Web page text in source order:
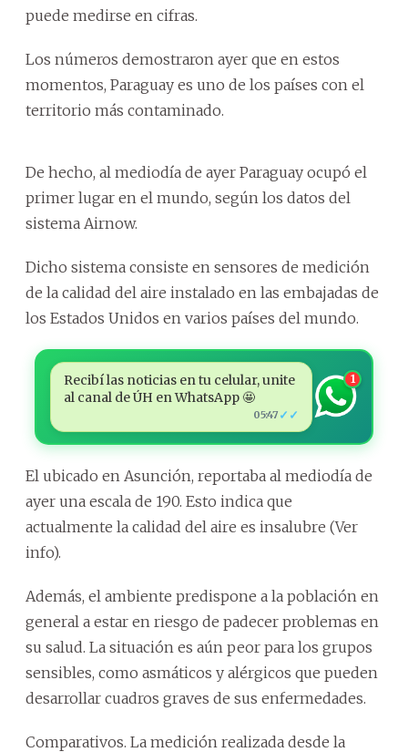
puede medirse en cifras.
Los números demostraron ayer que en estos
momentos, Paraguay es uno de los países con el
territorio más contaminado.
De hecho, al mediodía de ayer Paraguay ocupó el
primer lugar en el mundo, según los datos del
sistema Airnow.
Dicho sistema consiste en sensores de medición
de la calidad del aire instalado en las embajadas de
los Estados Unidos en varios países del mundo.
Recibí las noticias en tu celular, unite
al canal de ÚH en WhatsApp 🤩
05:47 ✓✓
1
El ubicado en Asunción, reportaba al mediodía de
ayer una escala de 190. Esto indica que
actualmente la calidad del aire es insalubre (Ver
info).
Además, el ambiente predispone a la población en
general a estar en riesgo de padecer problemas en
su salud. La situación es aún peor para los grupos
sensibles, como asmáticos y alérgicos que pueden
desarrollar cuadros graves de sus enfermedades.
Comparativos. La medición realizada desde la